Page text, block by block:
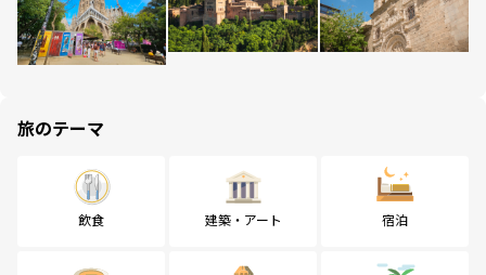
旅のテーマ
飲食 建築・アート 宿泊